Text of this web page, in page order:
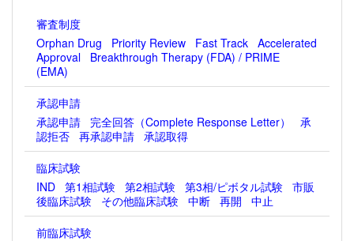
審査制度
Orphan Drug
Priority Review Fast Track Accelerated
Approval
Breakthrough Therapy (FDA) / PRIME
(EMA)
承認申請
承認申請
完全回答（Complete Response Letter）
承
認拒否 再承認申請 承認取得
臨床試験
IND 第1相試験 第2相試験 第3相/ピボタル試験 市販
後臨床試験
その他臨床試験 中断 再開
中止
前臨床試験